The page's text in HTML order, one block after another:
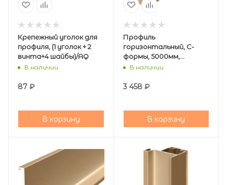
Крепежный уголок для
профиля, (1 уголок + 2
винта+4 шайбы)/AQ
В наличии
87 ₽
В корзину
Профиль
горизонтальный, С-
формы, 5000мм,
золото, AQ
В наличии
3 458₽
В корзину